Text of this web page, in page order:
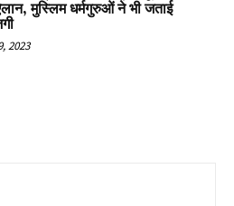
मुस्लिम धर्मगुरुओं ने भी जताई
2023